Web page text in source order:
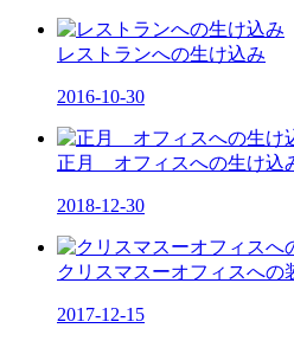
レストランへの生け込み
2016-10-30
正月 オフィスへの生け込
2018-12-30
クリスマスーオフィスへの
2017-12-15